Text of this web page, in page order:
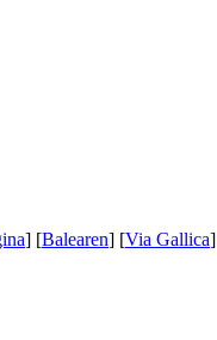
] [Balearen] [Via Gallica]